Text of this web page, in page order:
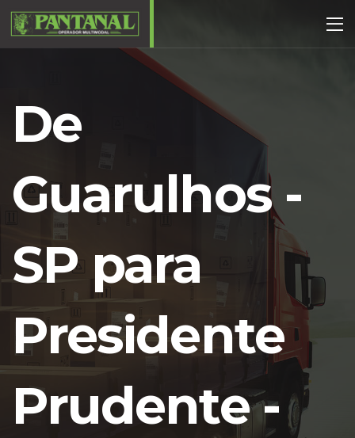
De
Guarulhos -
SP para
Presidente
Prudente -